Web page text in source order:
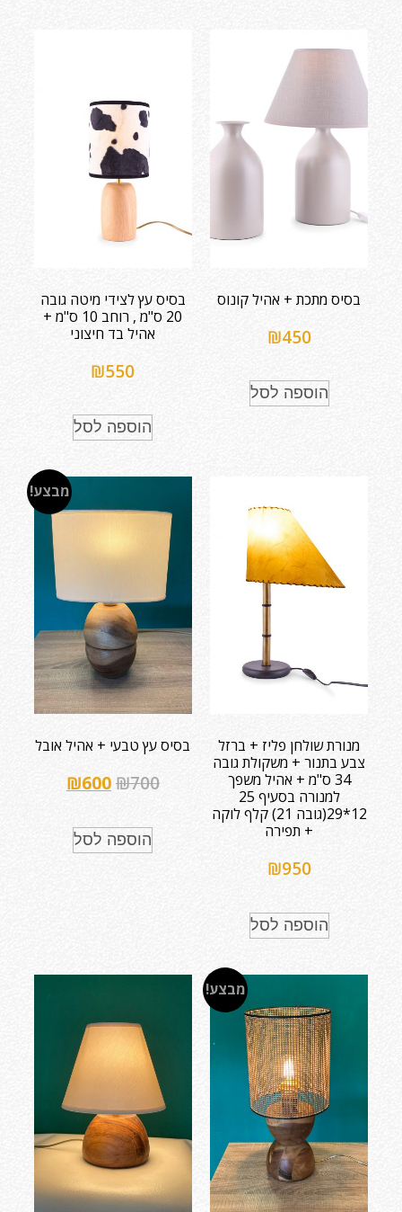
בסיס מתכת + אהיל קונוס
₪450
הוספה לסל
בסיס עץ לצידי מיטה גובה
20 ס"מ , רוחב 10 ס"מ +
אהיל בד חיצוני
₪550
הוספה לסל
מנורת שולחן פליז + ברזל
צבע בתנור + משקולת גובה
34 ס"מ + אהיל משפך
למנורה בסעיף 25
12*29(גובה 21) קלף לוקה
+ תפירה
₪950
הוספה לסל
מבצע!
בסיס עץ טבעי + אהיל אובל
₪700
₪600
הוספה לסל
מבצע!